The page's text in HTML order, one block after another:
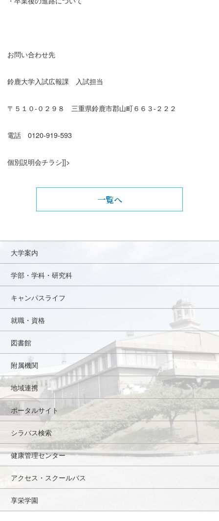
お問い合わせ先
鈴鹿大学入試広報課 入試担当
〒５１０-０２９８ 三重県鈴鹿市郡山町６６３-２２２
電話 0120-919-593
個別説明会チラシ]]>
一覧へ
大学案内
学部・学科・研究科
キャンパスライフ
就職・資格
図書館
附属機関
地域連携
ポータルサイト
シラバス検索
健康管理センター
アクセス・スクールバス
享栄学園